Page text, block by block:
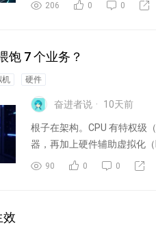
206 0 0
饱 7 个业务？
机 硬件
奋进者说 10天前
根子在架构。CPU 有特权级
器，再加上硬件辅助虚拟化（
90 0 0
效